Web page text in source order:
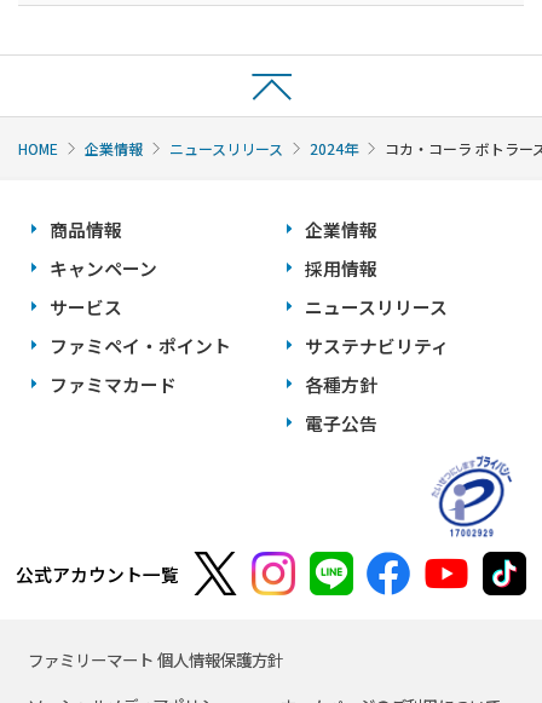
HOME 企業情報 ニュースリリース 2024年 コカ・コーラ ボトラー
商品情報
キャンペーン
サービス
ファミペイ・ポイント
ファミマカード
企業情報
採用情報
ニュースリリース
サステナビリティ
各種方針
電子公告
公式アカウント一覧
ファミリーマート 個人情報保護方針